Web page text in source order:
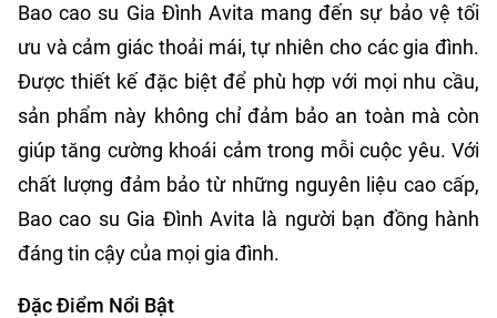
Bao cao su Gia Đình Avita mang đến sự bảo vệ tối
ưu và cảm giác thoải mái, tự nhiên cho các gia đình.
Được thiết kế đặc biệt để phù hợp với mọi nhu cầu,
sản phẩm này không chỉ đảm bảo an toàn mà còn
giúp tăng cường khoái cảm trong mỗi cuộc yêu. Với
chất lượng đảm bảo từ những nguyên liệu cao cấp,
Bao cao su Gia Đình Avita là người bạn đồng hành
đáng tin cậy của mọi gia đình.
Đặc Điểm Nổi Bật